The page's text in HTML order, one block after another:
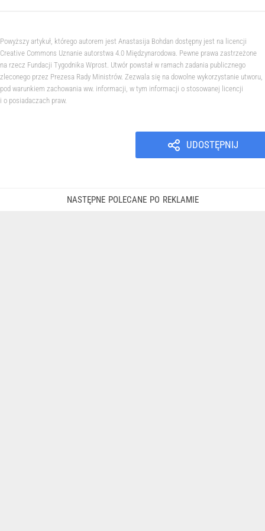
Powyższy artykuł, którego autorem jest Anastasija Bohdan dostępny jest na licencji
Creative Commons Uznanie autorstwa 4.0 Międzynarodowa. Pewne prawa zastrzeżone
na rzecz Fundacji Tygodnika Wprost. Utwór powstał w ramach zadania publicznego
zleconego przez Prezesa Rady Ministrów. Zezwala się na dowolne wykorzystanie utworu,
pod warunkiem zachowania ww. informacji, w tym informacji o stosowanej licencji
i o posiadaczach praw.
UDOSTĘPNIJ